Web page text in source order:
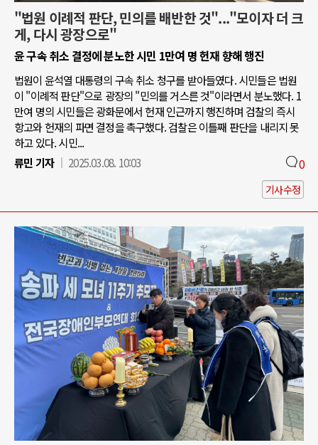
"법원 이례적 판단, 민의를 배반한 것"..."모이자 더 크
게, 다시 광장으로"
윤 구속 취소 결정에 분노한 시민 1만여 명 헌재 향해 행진
법원이 윤석열 대통령의 구속 취소 청구를 받아들였다. 시민들은 법원
이 "이례적 판단"으로 광장의 "민의를 거스른 것"이라면서 분노했다. 1
만여 명의 시민들은 광화문에서 헌재 인근까지 행진하며 검찰의 즉시
항고와 헌재의 파면 결정을 촉구했다. 검찰은 이틀째 판단을 내리지 못
하고 있다. 시민...
류민 기자
2025.03.08. 10:03 0
기사수정